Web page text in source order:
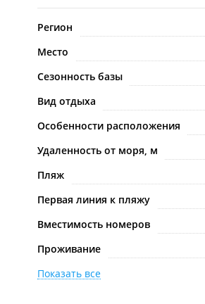
Регион
Место
Сезонность базы
Вид отдыха
Особенности расположения
Удаленность от моря, м
Пляж
Первая линия к пляжу
Вместимость номеров
Проживание
Показать все